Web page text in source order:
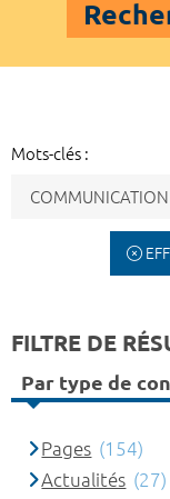
Mots-clés :
FILTRE DE
Par type de
Pages (154)
Actualités (27)